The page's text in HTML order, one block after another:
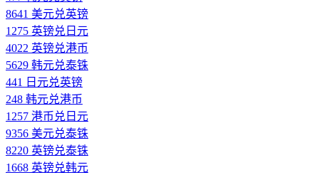
8641 美元兑英镑
1275 英镑兑日元
4022 英镑兑港币
5629 韩元兑泰铢
441 日元兑英镑
248 韩元兑港币
1257 港币兑日元
9356 美元兑泰铢
8220 英镑兑泰铢
1668 英镑兑韩元